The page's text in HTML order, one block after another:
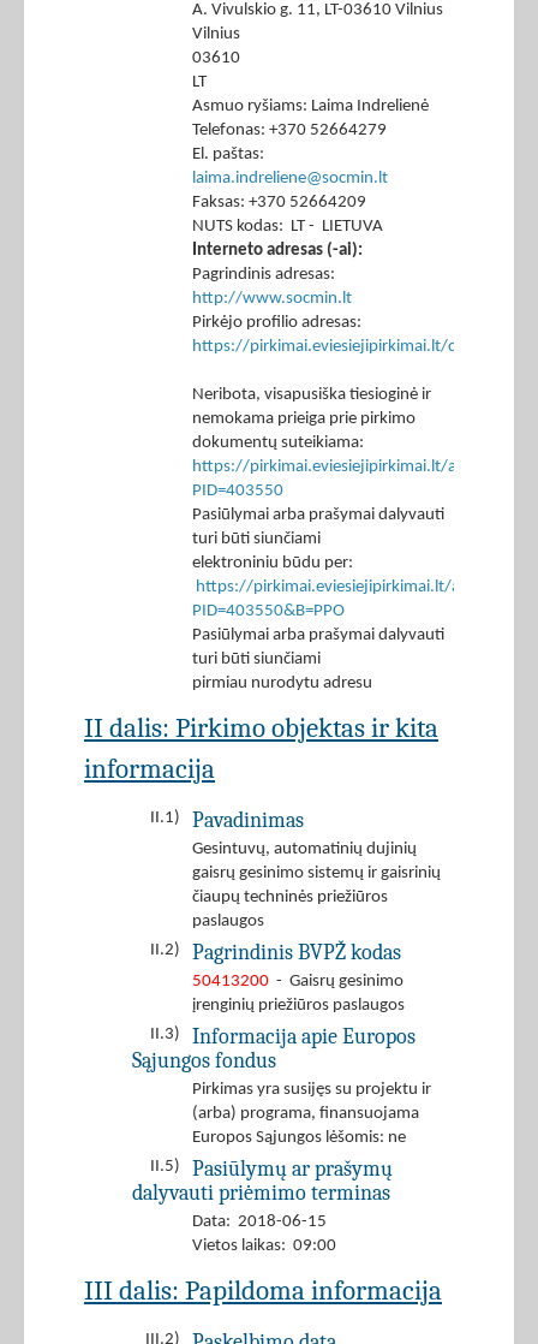
A. Vivulskio g. 11, LT-03610 Vilnius
Vilnius
03610
LT
Asmuo ryšiams: Laima Indrelienė
Telefonas: +370 52664279
El. paštas:
laima.indreliene@socmin.lt
Faksas: +370 52664209
NUTS kodas: LT - LIETUVA
Interneto adresas (-ai):
Pagrindinis adresas:
http://www.socmin.lt
Pirkėjo profilio adresas:
https://pirkimai.eviesiejipirkimai.lt/ctm/
Neribota, visapusiška tiesioginė ir
nemokama prieiga prie pirkimo
dokumentų suteikiama:
https://pirkimai.eviesiejipirkimai.lt/app/rfq/
PID=403550
Pasiūlymai arba prašymai dalyvauti
turi būti siunčiami
elektroniniu būdu per:
https://pirkimai.eviesiejipirkimai.lt/app/rfq/
PID=403550&B=PPO
Pasiūlymai arba prašymai dalyvauti
turi būti siunčiami
pirmiau nurodytu adresu
II dalis: Pirkimo objektas ir kita
informacija
II.1) Pavadinimas
Gesintuvų, automatinių dujinių
gaisrų gesinimo sistemų ir gaisrinių
čiaupų techninės priežiūros
paslaugos
II.2)
Pagrindinis BVPŽ kodas
50413200 - Gaisrų gesinimo
įrenginių priežiūros paslaugos
II.3)
Informacija apie Europos
Sąjungos fondus
Pirkimas yra susijęs su projektu ir
(arba) programa, finansuojama
Europos Sąjungos lėšomis: ne
II.5)
Pasiūlymų ar prašymų
dalyvauti priėmimo terminas
Data: 2018-06-15
Vietos laikas: 09:00
III dalis: Papildoma informacija
III.2)